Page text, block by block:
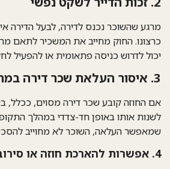
מרגע שהשוכר נכנס לדירה, לבעל הדירה
כרצונו. החוק מחייב את המשכיר לתאם
יכול לדרוש כניסה פתאומית או להפעיל
3. איסור העלאת שכר דירה במהלך החוזה
אם החוזה קובע שכר דירה מסוים, ככלל,
לשנות אותובאופן חד-צדדי במהלך
שמאפשר העלאה, השוכר לא מחוייב
4. אפשרות להארכת חוזה או סירוב לפינוי